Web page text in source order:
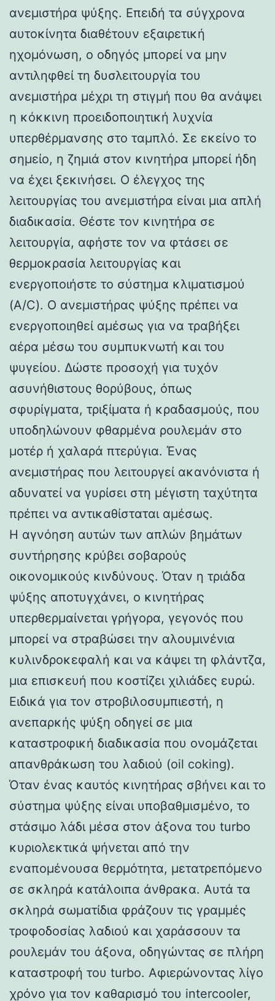
ανεμιστήρα ψύξης. Επειδή τα σύγχρονα
αυτοκίνητα διαθέτουν εξαιρετική
ηχομόνωση, ο οδηγός μπορεί να μην
αντιληφθεί τη δυσλειτουργία του
ανεμιστήρα μέχρι τη στιγμή που θα ανάψει
η κόκκινη προειδοποιητική λυχνία
υπερθέρμανσης στο ταμπλό. Σε εκείνο το
σημείο, η ζημιά στον κινητήρα μπορεί ήδη
να έχει ξεκινήσει. Ο έλεγχος της
λειτουργίας του ανεμιστήρα είναι μια απλή
διαδικασία. Θέστε τον κινητήρα σε
λειτουργία, αφήστε τον να φτάσει σε
θερμοκρασία λειτουργίας και
ενεργοποιήστε το σύστημα κλιματισμού
(A/C). Ο ανεμιστήρας ψύξης πρέπει να
ενεργοποιηθεί αμέσως για να τραβήξει
αέρα μέσω του συμπυκνωτή και του
ψυγείου. Δώστε προσοχή για τυχόν
ασυνήθιστους θορύβους, όπως
σφυρίγματα, τριξίματα ή κραδασμούς, που
υποδηλώνουν φθαρμένα ρουλεμάν στο
μοτέρ ή χαλαρά πτερύγια. Ένας
ανεμιστήρας που λειτουργεί ακανόνιστα ή
αδυνατεί να γυρίσει στη μέγιστη ταχύτητα
πρέπει να αντικαθίσταται αμέσως.
Η αγνόηση αυτών των απλών βημάτων
συντήρησης κρύβει σοβαρούς
οικονομικούς κινδύνους. Όταν η τριάδα
ψύξης αποτυγχάνει, ο κινητήρας
υπερθερμαίνεται γρήγορα, γεγονός που
μπορεί να στραβώσει την αλουμινένια
κυλινδροκεφαλή και να κάψει τη φλάντζα,
μια επισκευή που κοστίζει χιλιάδες ευρώ.
Ειδικά για τον στροβιλοσυμπιεστή, η
ανεπαρκής ψύξη οδηγεί σε μια
καταστροφική διαδικασία που ονομάζεται
απανθράκωση του λαδιού (oil coking).
Όταν ένας καυτός κινητήρας σβήνει και το
σύστημα ψύξης είναι υποβαθμισμένο, το
στάσιμο λάδι μέσα στον άξονα του turbo
κυριολεκτικά ψήνεται από την
εναπομένουσα θερμότητα, μετατρεπόμενο
σε σκληρά κατάλοιπα άνθρακα. Αυτά τα
σκληρά σωματίδια φράζουν τις γραμμές
τροφοδοσίας λαδιού και χαράσσουν τα
ρουλεμάν του άξονα, οδηγώντας σε πλήρη
καταστροφή του turbo. Αφιερώνοντας λίγο
χρόνο για τον καθαρισμό του intercooler,